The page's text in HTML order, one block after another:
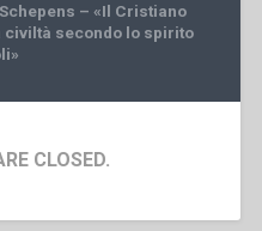
– «Il Cristiano
civiltà secondo lo spirito
CLOSED.